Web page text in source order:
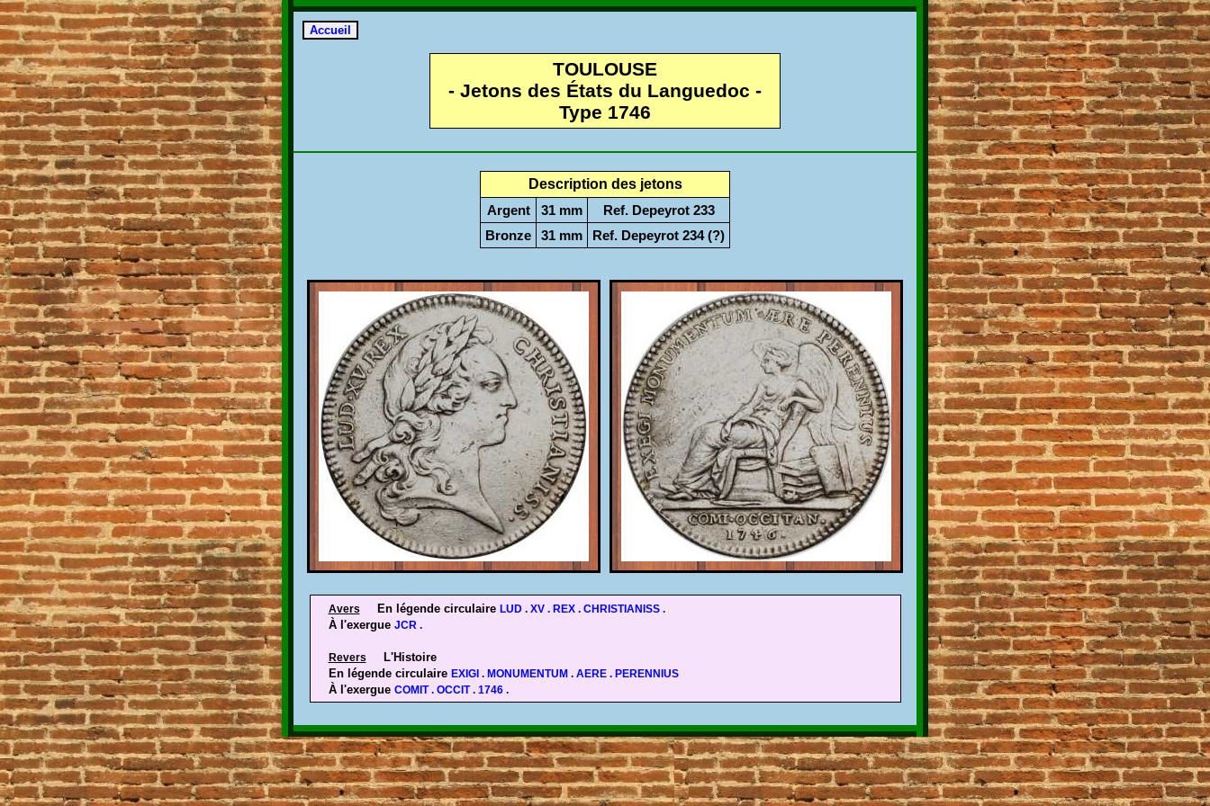
TOULOUSE
- Jetons des États du Languedoc -
Type 1746
Description des jetons
Argent
31 mm
Ref. Depeyrot 233
Bronze
31 mm Ref. Depeyrot 234 (?)
Avers En légende circulaire LUD . XV . REX . CHRISTIANISS .
À l'exergue JCR .
Revers
L'Histoire
En légende circulaire EXIGI . MONUMENTUM . AERE . PERENNIUS
À l'exergue COMIT . OCCIT . 1746 .